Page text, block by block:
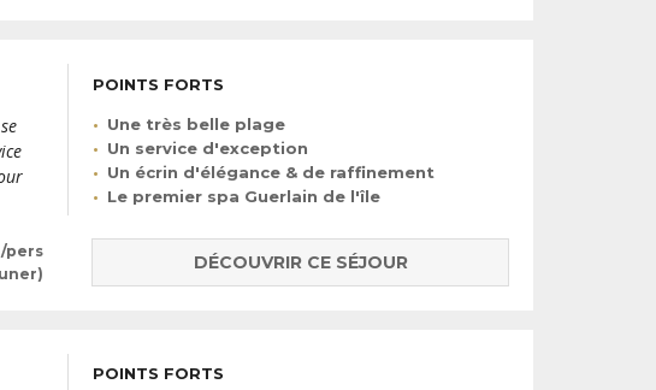
POINTS FORTS
Une très belle plage
Un service d'exception
Un écrin d'élégance & de raffinement
Le premier spa Guerlain de l'île
/pers
DÉCOUVRIR CE SÉJOUR
POINTS FORTS